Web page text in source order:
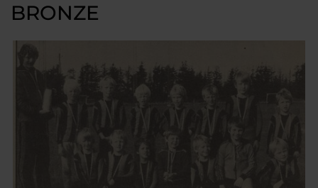
BRONZE